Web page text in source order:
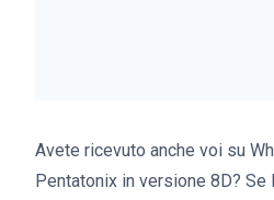
Avete ricevuto anche voi su
Pentatonix in versione 8D?